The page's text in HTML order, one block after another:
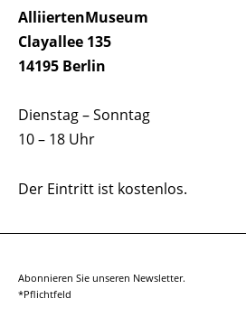
AlliiertenMuseum
Clayallee 135
14195 Berlin
Dienstag – Sonntag
10 – 18 Uhr
Der Eintritt ist kostenlos.
Abonnieren Sie unseren Newsletter.
*Pflichtfeld